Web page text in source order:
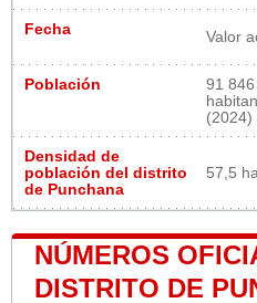
Fecha Valor
Población
91 846
(2024)
Densidad de
población del distrito
de Punchana
57,5
NÚMEROS
DISTRITO DE